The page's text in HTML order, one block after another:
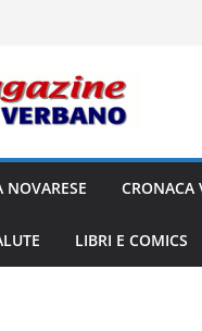
NOVARESE CRONACA
LIBRI E COMICS